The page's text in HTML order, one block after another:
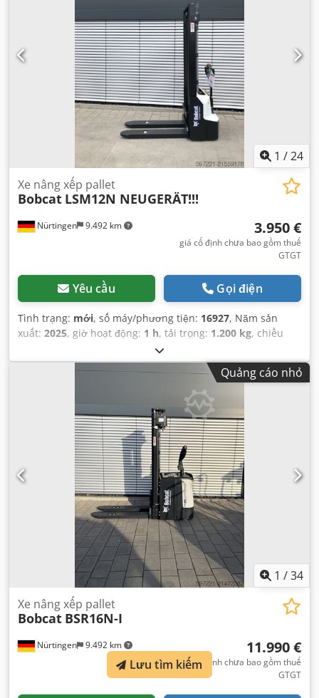
1 /24
Nürtingen 9.492 km
Xe nâng xếp pallet
Bobcat LSM12N NEUGERÄT!!!
3.950 €
giá cố định chưa bao gồm thuế
GTGT
Yêu cầu Gọi điện
Tình trạng: mới, số máy/phương tiện: 16927, Năm sản
xuất: 2025, giờ hoạt động: 1 h, tải trọng: 1.200 kg, chiều
, tâm tải trọng:
liệu:điện, loại cột:Simplex, chiều cao xây dựng:2.280
, chiều dài càng: 1.150 mm, trọng
Quảng cáo nhỏ
1 /34
Nürtingen 9.492 km
Xe nâng xếp pallet
Bobcat BSR16N-I
11.990 €
giá cố định chưa bao gồm thuế
GTGT
Lưu tìm kiếm